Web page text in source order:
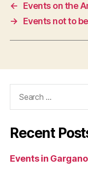
←
Events on the
→
Events not to
Recent
Events in Gargano